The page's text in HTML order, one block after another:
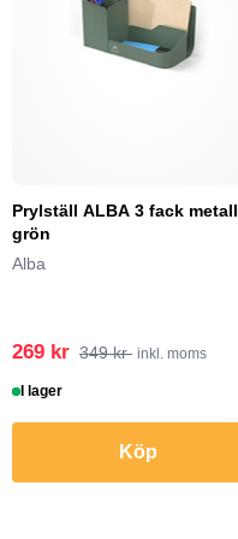
Prylställ ALBA 3 fack metall
grön
Alba
269 kr 349 kr inkl. moms
I lager
Köp